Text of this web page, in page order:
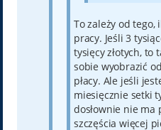
To zależy od tego,
pracy. Jeśli 3
tysięcy złotych, to
sobie wyobrazić
płacy. Ale jeśli
miesięcznie setki
dosłownie nie ma
szczęścia więcej